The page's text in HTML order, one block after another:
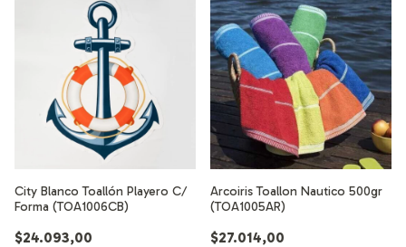
City Blanco Toallón Playero C/
Forma (TOA1006CB)
$24.093,00
Arcoiris Toallon Nautico 500gr
(TOA1005AR)
$27.014,00